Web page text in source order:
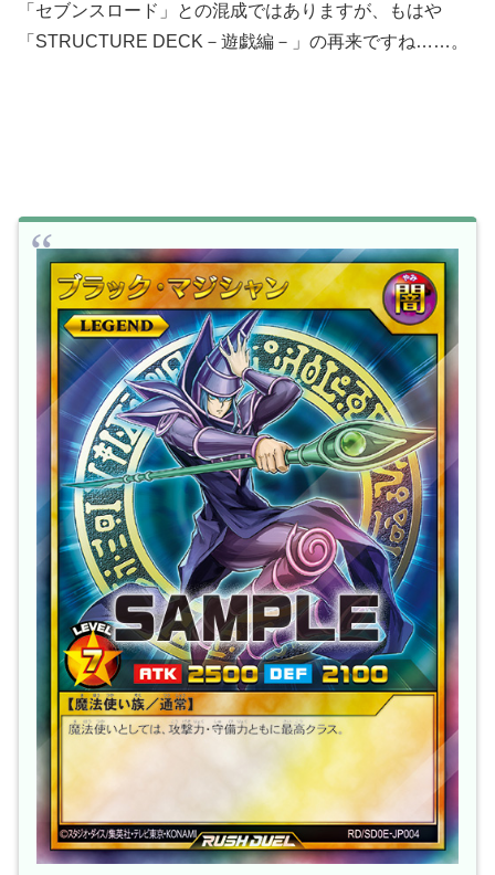
「セブンスロード」との混成ではありますが、もはや
「STRUCTURE DECK－遊戯編－」の再来ですね……。